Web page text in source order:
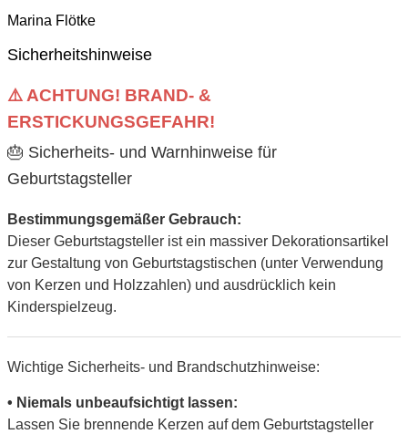
Marina Flötke
Sicherheitshinweise
⚠️ ACHTUNG! BRAND- &
ERSTICKUNGSGEFAHR!
🎂 Sicherheits- und Warnhinweise für
Geburtstagsteller
Bestimmungsgemäßer Gebrauch:
Dieser Geburtstagsteller ist ein massiver Dekorationsartikel
zur Gestaltung von Geburtstagstischen (unter Verwendung
von Kerzen und Holzzahlen) und ausdrücklich kein
Kinderspielzeug.
Wichtige Sicherheits- und Brandschutzhinweise:
• Niemals unbeaufsichtigt lassen:
Lassen Sie brennende Kerzen auf dem Geburtstagsteller